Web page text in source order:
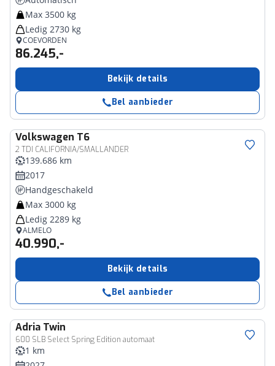
Max 3500 kg
Ledig 2730 kg
COEVORDEN
86.245,-
Bekijk details
Bel aanbieder
Volkswagen T6
2 TDI CALIFORNIA/SMALLANDER
139.686 km
2017
Handgeschakeld
Max 3000 kg
Ledig 2289 kg
ALMELO
40.990,-
Bekijk details
Bel aanbieder
Adria Twin
600 SLB Select Spring Edition automaat
1 km